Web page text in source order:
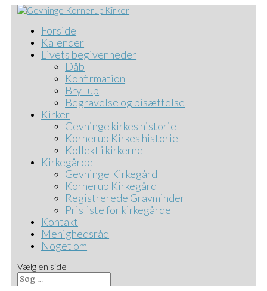
Forside
Kalender
Livets begivenheder
Dåb
Konfirmation
Bryllup
Begravelse og bisættelse
Kirker
Gevninge kirkes historie
Kornerup Kirkes historie
Kollekt i kirkerne
Kirkegårde
Gevninge Kirkegård
Kornerup Kirkegård
Registrerede Gravminder
Prisliste for kirkegårde
Kontakt
Menighedsråd
Noget om
Vælg en side